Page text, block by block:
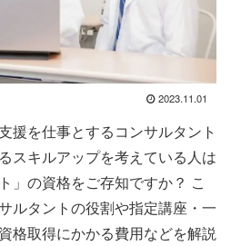
2023.11.01
援を仕事とするコンサルタント
スキルアップを考えている人は
」の資格をご存知ですか？ こ
ルタントの役割や指定講座・一
格取得にかかる費用などを解説